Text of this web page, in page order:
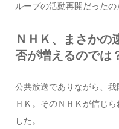
ループの活動再開だったの
ＮＨＫ、まさかの
否が増えるのでは
公共放送でありながら、
ＨＫ。そのＮＨＫが信じ
した。